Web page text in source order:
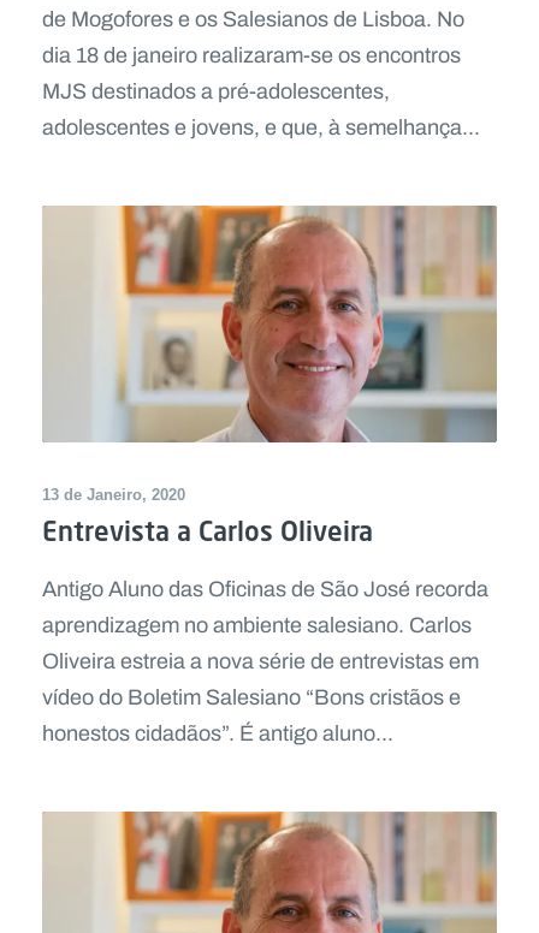
de Mogofores e os Salesianos de Lisboa. No
dia 18 de janeiro realizaram-se os encontros
MJS destinados a pré-adolescentes,
adolescentes e jovens, e que, à semelhança...
13 de Janeiro, 2020
Entrevista a Carlos Oliveira
Antigo Aluno das Oficinas de São José recorda
aprendizagem no ambiente salesiano. Carlos
Oliveira estreia a nova série de entrevistas em
vídeo do Boletim Salesiano “Bons cristãos e
honestos cidadãos”. É antigo aluno...